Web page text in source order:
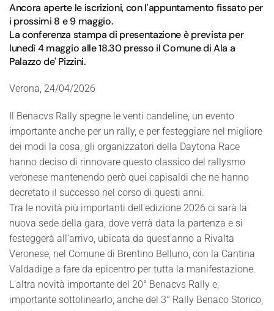
Ancora aperte le iscrizioni, con l'appuntamento fissato per
i prossimi 8 e 9 maggio.
La conferenza stampa di presentazione è prevista per
lunedì 4 maggio alle 18.30 presso il Comune di Ala a
Palazzo de' Pizzini.
Verona, 24/04/2026
Il Benacvs Rally spegne le venti candeline, un evento
importante anche per un rally, e per festeggiare nel migliore
dei modi la cosa, gli organizzatori della Daytona Race
hanno deciso di rinnovare questo classico del rallysmo
veronese mantenendo però quei capisaldi che ne hanno
decretato il successo nel corso di questi anni.
Tra le novità più importanti dell'edizione 2026 ci sarà la
nuova sede della gara, dove verrà data la partenza e si
festeggerà all'arrivo, ubicata da quest'anno a Rivalta
Veronese, nel Comune di Brentino Belluno, con la Cantina
Valdadige a fare da epicentro per tutta la manifestazione.
L'altra novità importante del 20° Benacvs Rally e,
importante sottolinearlo, anche del 3° Rally Benaco Storico,